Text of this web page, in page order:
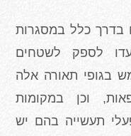
בדרך כלל במסגרות
לספק לשטחים
בגופי תאורה אלה
וכן במקומות
תעשייה בהם יש